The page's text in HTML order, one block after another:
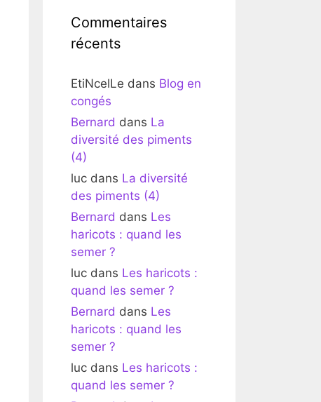
Commentaires
récents
EtiNcelLe dans Blog en
congés
Bernard dans La
diversité des piments
(4)
luc dans La diversité
des piments (4)
Bernard dans Les
haricots : quand les
semer ?
luc dans Les haricots :
quand les semer ?
Bernard dans Les
haricots : quand les
semer ?
luc dans Les haricots :
quand les semer ?